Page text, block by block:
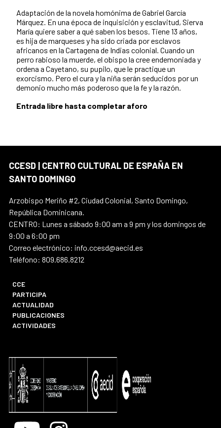
Adaptación de la novela homónima de Gabriel García
Márquez. En una época de inquisición y esclavitud, Sierva
María quiere saber a qué saben los besos. Tiene 13 años,
es hija de marqueses y ha sido criada por esclavos
africanos en la Cartagena de Indias colonial. Cuando un
perro rabioso la muerde, el obispo la cree endemoniada y
ordena a Cayetano, su pupilo, que le practique un
exorcismo. Pero el cura y la niña serán seducidos por un
demonio mucho más poderoso que la fe y la razón.
Entrada libre hasta completar aforo
CCESD | CENTRO CULTURAL DE ESPAÑA EN
SANTO DOMINGO
Arzobispo Meriño #2, Ciudad Colonial, Santo Domingo,
República Dominicana.
CENTRO: Lunes a sábado 9:00 am a 9 pm y los domingos de
9:00 a 6:00 pm
Correo electrónico: info.ccesd@aecid.es
Teléfono: 809.686.8212
CCE
PARTICIPA
ACTUALIDAD
PUBLICACIONES
ACTIVIDADES